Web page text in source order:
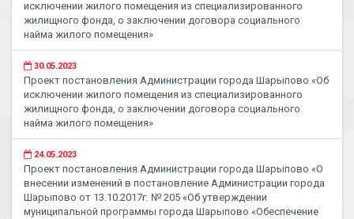
исключении жилого помещения из специализированного
жилищного фонда, о заключении договора социального
найма жилого помещения»
30.05.2023
Проект постановления Администрации города Шарыпово «Об
исключении жилого помещения из специализированного
жилищного фонда, о заключении договора социального
найма жилого помещения»
24.05.2023
Проект постановления Администрации города Шарыпово «О
внесении изменений в постановление Администрации города
Шарыпово от 13.10.2017г. № 205 «Об утверждении
муниципальной программы города Шарыпово «Обеспечение